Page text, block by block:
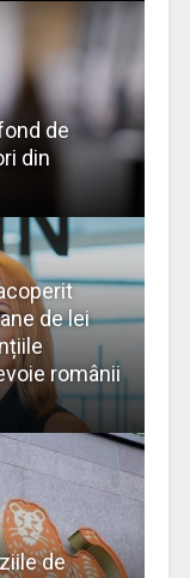
de
din
de lei
românii
de